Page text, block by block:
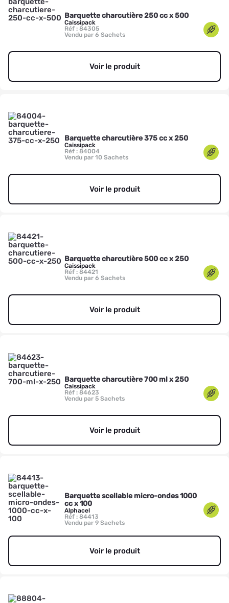
Barquette charcutière 250 cc x 500
Caissipack
Réf : 84305
Vendu par 6 Sachets
Voir le produit
Barquette charcutière 375 cc x 250
Caissipack
Réf : 84004
Vendu par 10 Sachets
Voir le produit
Barquette charcutière 500 cc x 250
Caissipack
Réf : 84421
Vendu par 6 Sachets
Voir le produit
Barquette charcutière 700 ml x 250
Caissipack
Réf : 84623
Vendu par 5 Sachets
Voir le produit
Barquette scellable micro-ondes 1000
cc x 100
Alphacel
Réf : 84413
Vendu par 9 Sachets
Voir le produit